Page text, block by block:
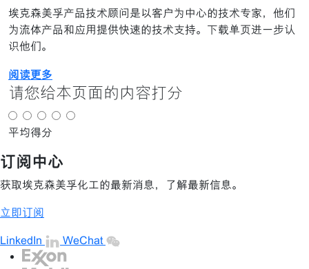
埃克森美孚产品技术顾问是以客户为中心的技术专家，他们
为流体产品和应用提供快速的技术支持。下载单页进一步认
识他们。
阅读更多
请您给本页面的内容打分
平均得分
订阅中心
获取埃克森美孚化工的最新消息，了解最新信息。
立即订阅
LinkedIn WeChat